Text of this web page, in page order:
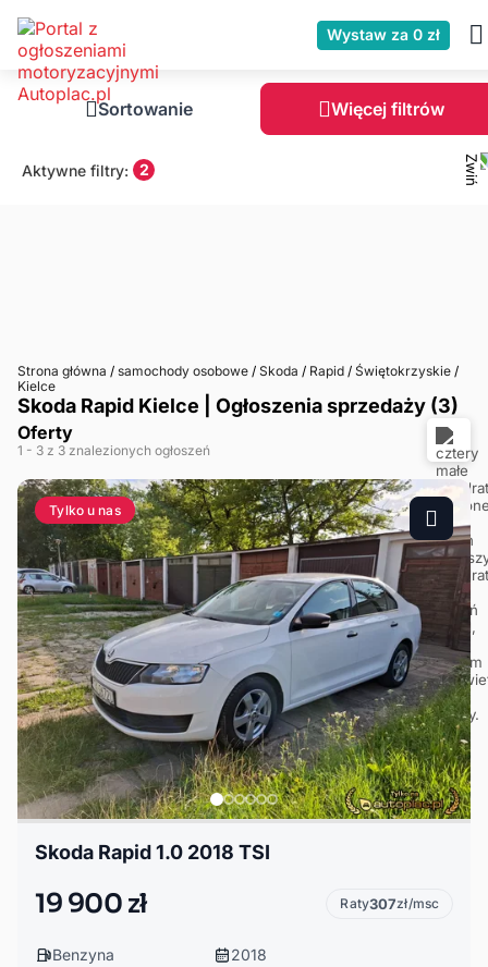
Wystaw za 0 zł
Sortowanie Więcej filtrów
Aktywne filtry: 2
Strona główna / samochody osobowe / Skoda / Rapid / Świętokrzyskie /
Kielce
Skoda Rapid Kielce | Ogłoszenia sprzedaży (3)
Oferty
1 - 3 z 3 znalezionych ogłoszeń
Tylko u nas
Skoda Rapid 1.0 2018 TSI
19 900 zł Raty307zł/msc
Benzyna
2018